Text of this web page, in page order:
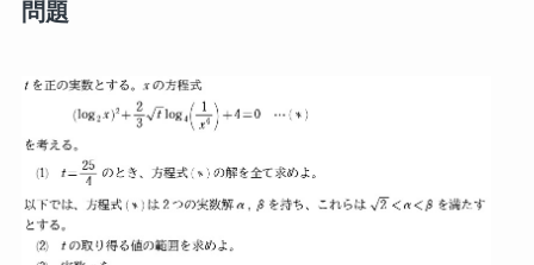
問題